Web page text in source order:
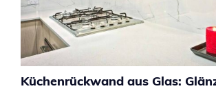
Küchenrückwand aus Glas: